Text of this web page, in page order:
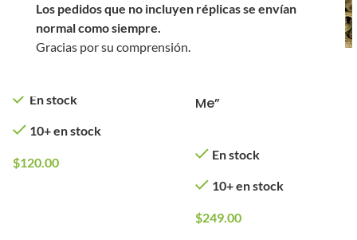
Los pedidos que no incluyen réplicas se envían
normal como siempre.
Gracias por su comprensión.
Parche de PVC
Novritsch Rectangular
(10 x 3 cm)
En stock
10+ en stock
$120.00
Me”
En stock
10+ en stock
$249.00